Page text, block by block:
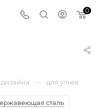
0
дизайна — для ульев
сталь